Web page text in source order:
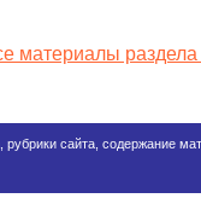
материалы
сайта, содержание